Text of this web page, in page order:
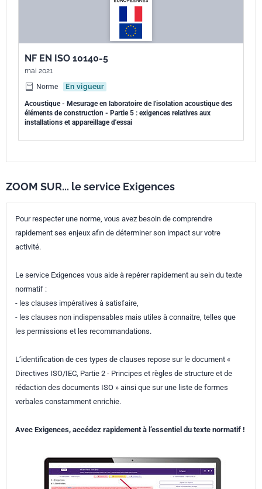
NF EN ISO 10140-5
mai 2021
Norme
En vigueur
Acoustique - Mesurage en laboratoire de l'isolation acoustique des
éléments de construction - Partie 5 : exigences relatives aux
installations et appareillage d'essai
ZOOM SUR... le service Exigences
Pour respecter une norme, vous avez besoin de comprendre
rapidement ses enjeux afin de déterminer son impact sur votre
activité.
Le service Exigences vous aide à repérer rapidement au sein du texte
normatif :
- les clauses impératives à satisfaire,
- les clauses non indispensables mais utiles à connaitre, telles que
les permissions et les recommandations.
L’identification de ces types de clauses repose sur le document «
Directives ISO/IEC, Partie 2 - Principes et règles de structure et de
rédaction des documents ISO » ainsi que sur une liste de formes
verbales constamment enrichie.
Avec Exigences, accédez rapidement à l’essentiel du texte normatif !